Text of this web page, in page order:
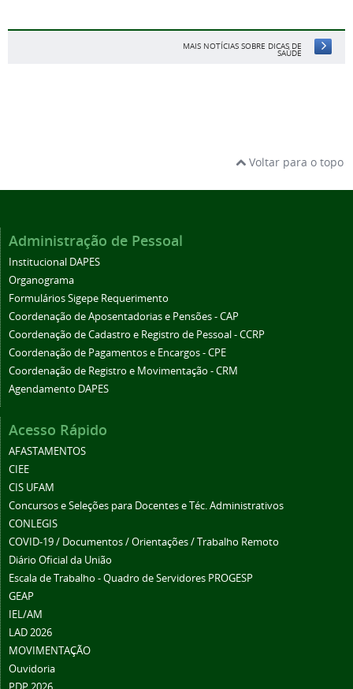
MAIS NOTÍCIAS SOBRE DICAS DE
SAÚDE
Voltar para o topo
Administração de Pessoal
Institucional DAPES
Organograma
Formulários Sigepe Requerimento
Coordenação de Aposentadorias e Pensões - CAP
Coordenação de Cadastro e Registro de Pessoal - CCRP
Coordenação de Pagamentos e Encargos - CPE
Coordenação de Registro e Movimentação - CRM
Agendamento DAPES
Acesso Rápido
AFASTAMENTOS
CIEE
CIS UFAM
Concursos e Seleções para Docentes e Téc. Administrativos
CONLEGIS
COVID-19 / Documentos / Orientações / Trabalho Remoto
Diário Oficial da União
Escala de Trabalho - Quadro de Servidores PROGESP
GEAP
IEL/AM
LAD 2026
MOVIMENTAÇÃO
Ouvidoria